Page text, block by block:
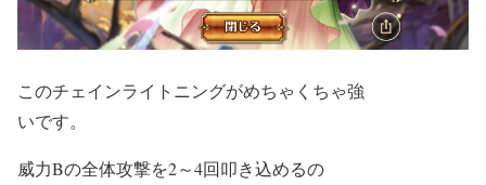
このチェインライトニングがめちゃくちゃ強
いです。
威力Bの全体攻撃を2～4回叩き込めるの